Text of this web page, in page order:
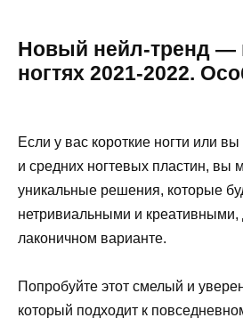
Новый нейл-тренд —
ногтях 2021-2022.
Если у вас короткие ногти или
и средних ногтевых пластин, вы
уникальные решения, которые
нетривиальными и
лаконичном варианте.
Попробуйте этот смелый и
который подходит к